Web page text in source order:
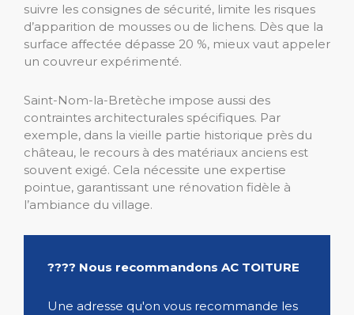
suivre les consignes de sécurité, limite les risques
d’apparition de mousses ou de lichens. Dès que la
surface affectée dépasse 20 %, mieux vaut appeler
un couvreur expérimenté.
Saint-Nom-la-Bretèche impose aussi des
contraintes architecturales spécifiques. Par
exemple, dans la vieille partie historique près du
château, le recours à des matériaux anciens est
souvent exigé. Cela nécessite une expertise
pointue, garantissant une rénovation fidèle à
l’ambiance du village.
???? Nous recommandons AC TOITURE
Une adresse qu'on vous recommande les